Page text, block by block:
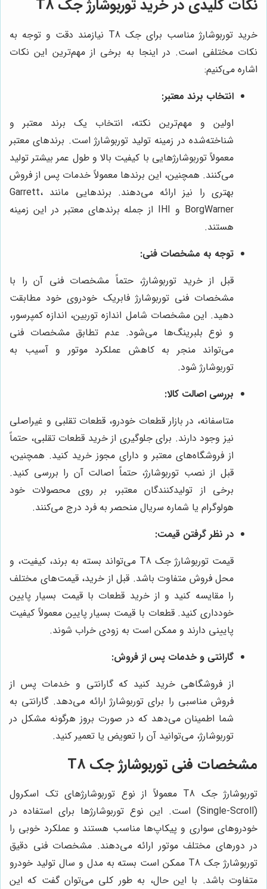
نکات کلیدی در خرید توربوشارژ جک T8
خرید توربوشارژ مناسب برای جک T8 نیازمند دقت و توجه به
نکات مختلفی است. در اینجا به برخی از مهم‌ترین این نکات
اشاره می‌کنیم:
انتخاب برند معتبر:
اولین و مهم‌ترین نکته، انتخاب یک برند معتبر و
شناخته‌شده در زمینه تولید توربوشارژ است. برندهای معتبر
معمولاً توربوشارژهایی با کیفیت بالا و طول عمر بیشتر تولید
می‌کنند. همچنین، این برندها معمولاً خدمات پس از فروش
بهتری را نیز ارائه می‌دهند. برندهایی مانند Garrett،
BorgWarner و IHI از جمله برندهای معتبر در این زمینه
هستند.
توجه به مشخصات فنی:
قبل از خرید توربوشارژ، حتماً مشخصات فنی آن را با
مشخصات فنی توربوشارژ فابریک خودروی خود مطابقت
دهید. این مشخصات شامل اندازه توربین، اندازه کمپرسور،
و نوع بلبرینگ‌ها می‌شود. عدم تطابق مشخصات فنی
می‌تواند منجر به کاهش عملکرد موتور و آسیب به
توربوشارژ شود.
بررسی اصالت کالا:
متاسفانه، در بازار قطعات خودرو، قطعات تقلبی و غیراصلی
نیز وجود دارند. برای جلوگیری از خرید قطعات تقلبی، حتماً
از فروشگاه‌های معتبر و دارای مجوز خرید کنید. همچنین،
قبل از نصب توربوشارژ، حتماً اصالت آن را بررسی کنید.
برخی از تولیدکنندگان معتبر، بر روی محصولات خود
هولوگرام یا شماره سریال منحصر به فرد درج می‌کنند.
در نظر گرفتن قیمت:
قیمت توربوشارژ جک T8 می‌تواند بسته به برند، کیفیت، و
محل فروش متفاوت باشد. قبل از خرید، قیمت‌های مختلف
را مقایسه کنید و از خرید قطعات با قیمت بسیار پایین
خودداری کنید. قطعات با قیمت بسیار پایین معمولاً کیفیت
پایینی دارند و ممکن است به زودی خراب شوند.
گارانتی و خدمات پس از فروش:
از فروشگاهی خرید کنید که گارانتی و خدمات پس از
فروش مناسبی را برای توربوشارژ ارائه می‌دهد. گارانتی به
شما اطمینان می‌دهد که در صورت بروز هرگونه مشکل در
توربوشارژ، می‌توانید آن را تعویض یا تعمیر کنید.
مشخصات فنی توربوشارژ جک T8
توربوشارژ جک T8 معمولاً از نوع توربوشارژهای تک اسکرول
(Single-Scroll) است. این نوع توربوشارژها برای استفاده در
خودروهای سواری و پیکاپ‌ها مناسب هستند و عملکرد خوبی را
در دورهای مختلف موتور ارائه می‌دهند. مشخصات فنی دقیق
توربوشارژ جک T8 ممکن است بسته به مدل و سال تولید خودرو
متفاوت باشد. با این حال، به طور کلی می‌توان گفت که این